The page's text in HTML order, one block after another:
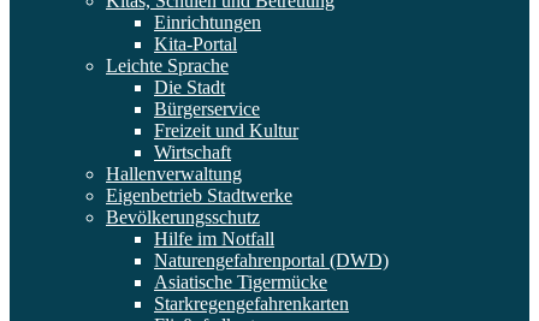
Einrichtungen
Kita-Portal
Leichte Sprache
Die Stadt
Bürgerservice
Freizeit und Kultur
Wirtschaft
Hallenverwaltung
Eigenbetrieb Stadtwerke
Bevölkerungsschutz
Hilfe im Notfall
Naturengefahrenportal (DWD)
Asiatische Tigermücke
Starkregengefahrenkarten